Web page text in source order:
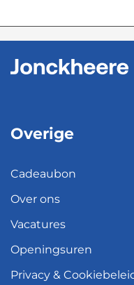
Overige
Cadeaubon
Over ons
Vacatures
Openingsuren
Privacy &